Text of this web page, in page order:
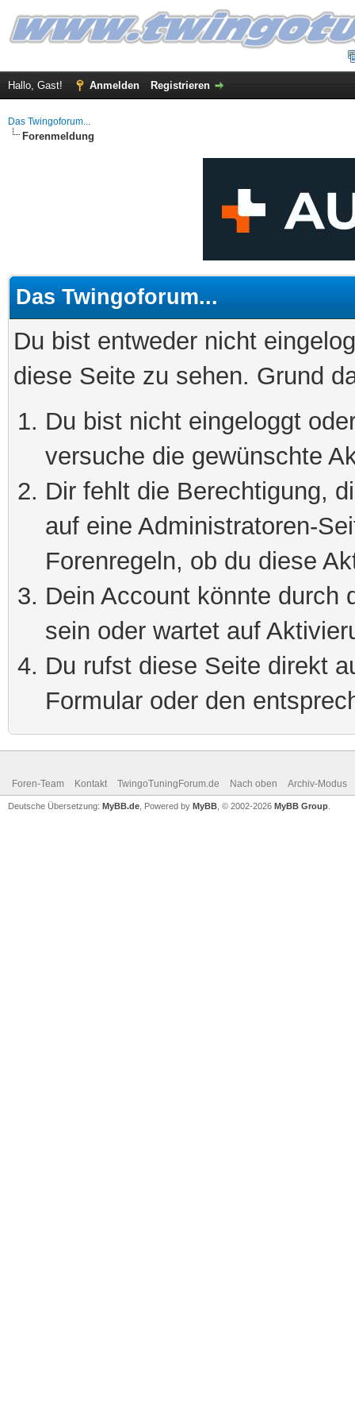
Hallo, Gast! Anmelden Registrieren
Das Twingoforum...
Forenmeldung
Das Twingoforum...
Du bist entweder nicht
diese Seite zu sehen. Grund
Du bist nicht eingeloggt
versuche die gewünschte
Dir fehlt die Berechtigung,
auf eine Administratoren-
Forenregeln, ob du diese
Dein Account könnte durch
sein oder wartet auf
Du rufst diese Seite direkt
Formular oder den
Foren-Team Kontakt TwingoTuningForum.de Nach oben Archiv-Modus
Deutsche Übersetzung: MyBB.de , Powered by MyBB , © 2002-2026 MyBB Group